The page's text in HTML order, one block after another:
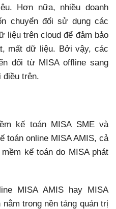
Hơn nữa, nhiều doanh
chuyển đổi sử dụng các
liệu trên cloud để đảm bảo
mất dữ liệu. Bởi vậy, các
đổi từ MISA offline sang
điều trên.
kế toán MISA SME và
toán online MISA AMIS, cả
kế toán do MISA phát
MISA AMIS hay MISA
trong nền tảng quản trị